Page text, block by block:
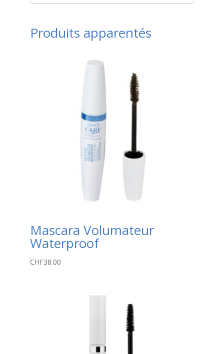
Produits apparentés
Mascara Volumateur
Waterproof
CHF38.00